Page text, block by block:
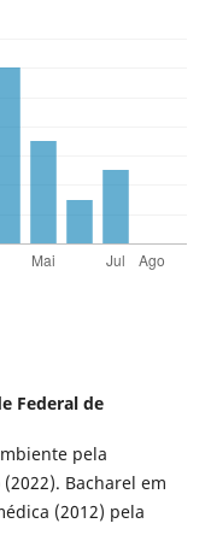
Federal de
pela
Bacharel em
(2012) pela